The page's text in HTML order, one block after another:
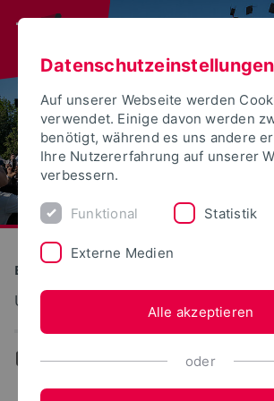
Bauen und Umwelt
Umweltinformationssysteme
... Team
Datenschutzeinstellungen
Auf unserer Webseite werden
verwendet. Einige davon werden
benötigt, während es uns andere
Ihre Nutzererfahrung auf unserer
verbessern.
Funktional Statistik
Externe Medien
Alle akzeptieren
oder